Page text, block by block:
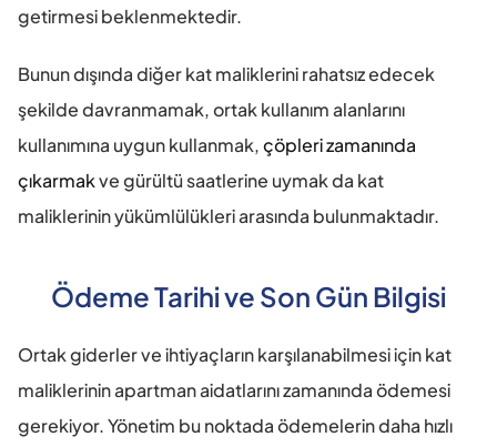
getirmesi beklenmektedir.
Bunun dışında diğer kat maliklerini rahatsız edecek
şekilde davranmamak, ortak kullanım alanlarını
kullanımına uygun kullanmak, çöpleri zamanında
çıkarmak ve gürültü saatlerine uymak da kat
maliklerinin yükümlülükleri arasında bulunmaktadır.
Ödeme Tarihi ve Son Gün Bilgisi
Ortak giderler ve ihtiyaçların karşılanabilmesi için kat
maliklerinin apartman aidatlarını zamanında ödemesi
gerekiyor. Yönetim bu noktada ödemelerin daha hızlı